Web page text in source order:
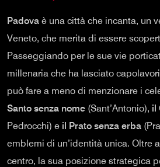
Padova è una città che incanta, un
Veneto, che merita di essere
Passeggiando per le sue vie
millenaria che ha lasciato
può fare a meno di menzionare i
Santo senza nome (Sant’Antonio), il
Pedrocchi) e il Prato senza erba
emblemi di un’identità unica. Oltre
centro, la sua posizione strategica